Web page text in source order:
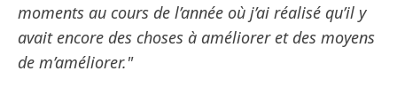
moments au cours de l’année où j’ai réalisé qu’il y
avait encore des choses à améliorer et des moyens
de m’améliorer."